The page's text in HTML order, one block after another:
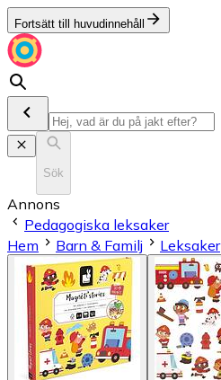
Fortsätt till huvudinnehåll
Sök
Annons
Pedagogiska leksaker
Hem
Barn & Familj Leksaker